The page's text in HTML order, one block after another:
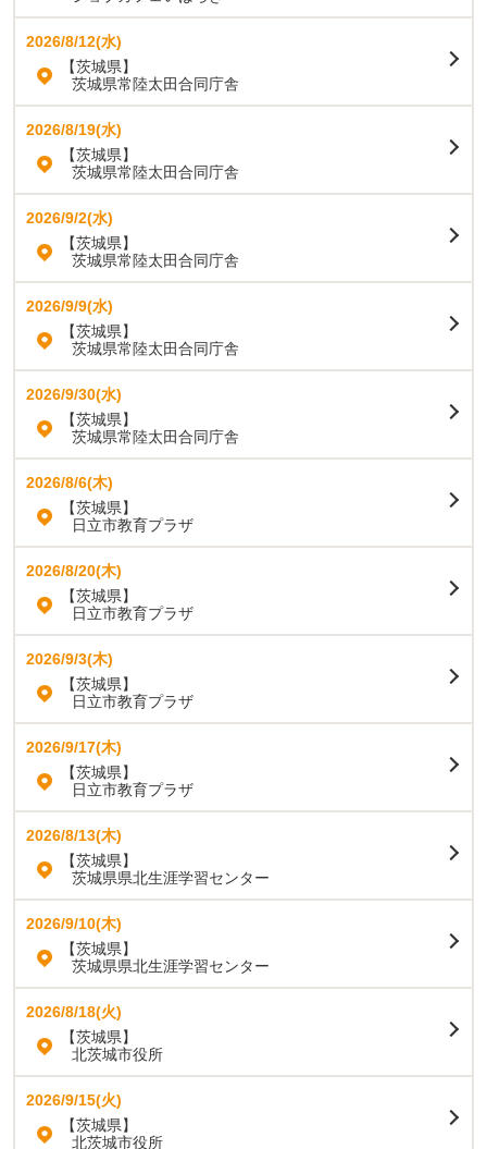
2026/8/12(水)
【茨城県】
茨城県常陸太田合同庁舎
2026/8/19(水)
【茨城県】
茨城県常陸太田合同庁舎
2026/9/2(水)
【茨城県】
茨城県常陸太田合同庁舎
2026/9/9(水)
【茨城県】
茨城県常陸太田合同庁舎
2026/9/30(水)
【茨城県】
茨城県常陸太田合同庁舎
2026/8/6(木)
【茨城県】
日立市教育プラザ
2026/8/20(木)
【茨城県】
日立市教育プラザ
2026/9/3(木)
【茨城県】
日立市教育プラザ
2026/9/17(木)
【茨城県】
日立市教育プラザ
2026/8/13(木)
【茨城県】
茨城県県北生涯学習センター
2026/9/10(木)
【茨城県】
茨城県県北生涯学習センター
2026/8/18(火)
【茨城県】
北茨城市役所
2026/9/15(火)
【茨城県】
北茨城市役所